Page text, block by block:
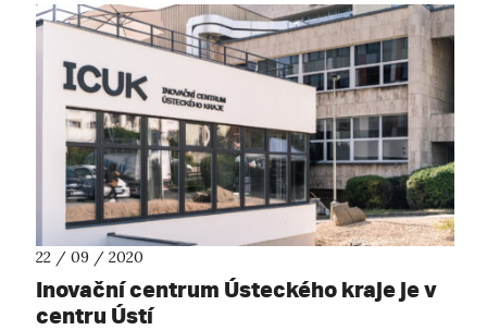
22 / 09 / 2020
Inovační centrum Ústeckého kraje je v
centru Ústí